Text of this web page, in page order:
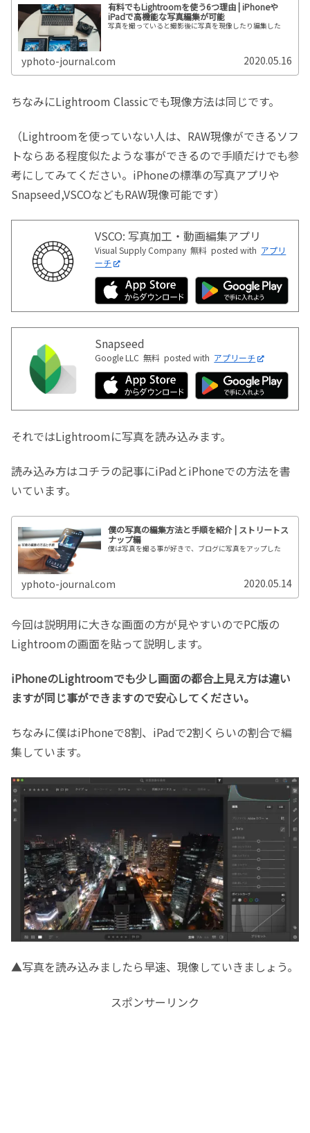
有料でもLightroomを使う6つ理由 | iPhoneや
iPadで高機能な写真編集が可能
写真を撮っていると撮影後に写真を現像したり編集した
yphoto-journal.com 2020.05.16
ちなみにLightroom Classicでも現像方法は同じです。
（Lightroomを使っていない人は、RAW現像ができるソフ
トならある程度似たような事ができるので手順だけでも参
考にしてみてください。iPhoneの標準の写真アプリや
Snapseed,VSCOなどもRAW現像可能です）
VSCO: 写真加工・動画編集アプリ
Visual Supply Company 無料 posted with アプリ
ーチ
Snapseed
Google LLC 無料 posted with アプリーチ
それではLightroomに写真を読み込みます。
読み込み方はコチラの記事にiPadとiPhoneでの方法を書
いています。
僕の写真の編集方法と手順を紹介 | ストリートス
ナップ編
僕は写真を撮る事が好きで、ブログに写真をアップした
yphoto-journal.com 2020.05.14
今回は説明用に大きな画面の方が見やすいのでPC版の
Lightroomの画面を貼って説明します。
iPhoneのLightroomでも少し画面の都合上見え方は違い
ますが同じ事ができますので安心してください。
ちなみに僕はiPhoneで8割、iPadで2割くらいの割合で編
集しています。
▲写真を読み込みましたら早速、現像していきましょう。
スポンサーリンク